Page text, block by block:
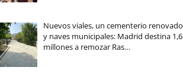
Nuevos viales, un cementerio renovado
y naves municipales: Madrid destina 1,6
millones a remozar Ras…